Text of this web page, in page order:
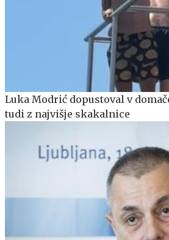
Luka Modrić dopustoval v
tudi z najvišje skakalnice